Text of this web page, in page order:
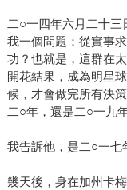
二○一四年六月二十
我一個問題：從實事
功？也就是，這群在
開花結果，成為明星
候，才會做完所有決
二○年，還是二○一九
我告訴他，是二○一七
幾天後，身在加州卡